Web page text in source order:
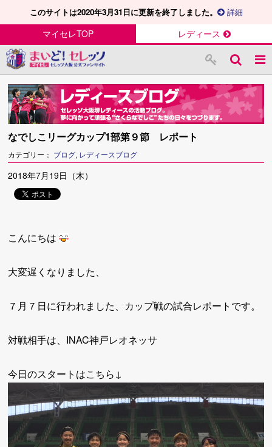
このサイトは2020年3月31日に更新を終了しました。 詳細
マイセレTOP レディース
なでしこリーグカップ1部第９節 レポート
カテゴリー： ブログ, レディースブログ
2018年7月19日（木）
こんにちは
大変遅くなりました、
７月７日に行われました、カップ戦の試合レポートです。
対戦相手は、INAC神戸レオネッサ
今日のスタートはこちら↓